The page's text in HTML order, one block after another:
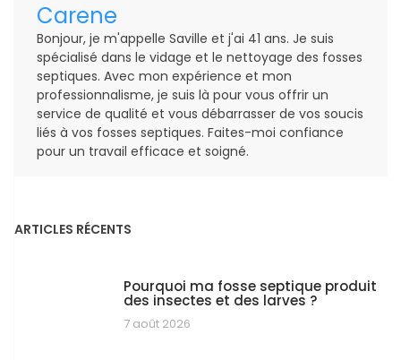
Carene
Bonjour, je m'appelle Saville et j'ai 41 ans. Je suis
spécialisé dans le vidage et le nettoyage des fosses
septiques. Avec mon expérience et mon
professionnalisme, je suis là pour vous offrir un
service de qualité et vous débarrasser de vos soucis
liés à vos fosses septiques. Faites-moi confiance
pour un travail efficace et soigné.
ARTICLES RÉCENTS
Pourquoi ma fosse septique produit
des insectes et des larves ?
7 août 2026